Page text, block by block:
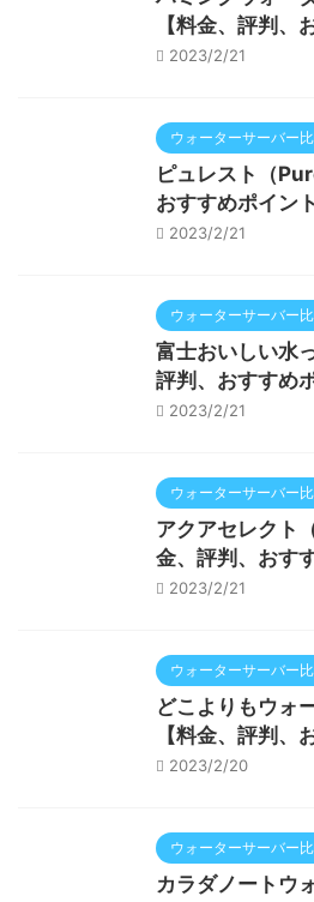
【料金、評判、
2023/2/21
ウォーターサーバー
ピュレスト（
おすすめポイント
2023/2/21
ウォーターサーバー
富士おいしい水
評判、おすすめ
2023/2/21
ウォーターサーバー
アクアセレクト
金、評判、おす
2023/2/21
ウォーターサーバー
どこよりもウォ
【料金、評判、
2023/2/20
ウォーターサーバー
カラダノートウ